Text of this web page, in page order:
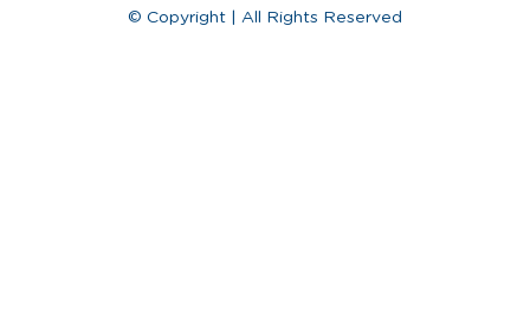
© Copyright | All Rights Reserved